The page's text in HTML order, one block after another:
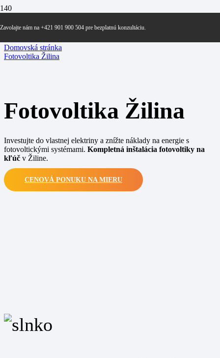
Zavolajte nám na +421 901 900 504 pre bezplatnú konzultáciu.
Domovská stránka
Fotovoltika Žilina
Fotovoltika Žilina
Investujte do vlastnej elektriny a znížte náklady na energie s
fotovoltickými systémami. Kompletná inštalácia fotovoltiky na
kľúč v Žiline.
CENOVÁ PONUKU NA MIERU